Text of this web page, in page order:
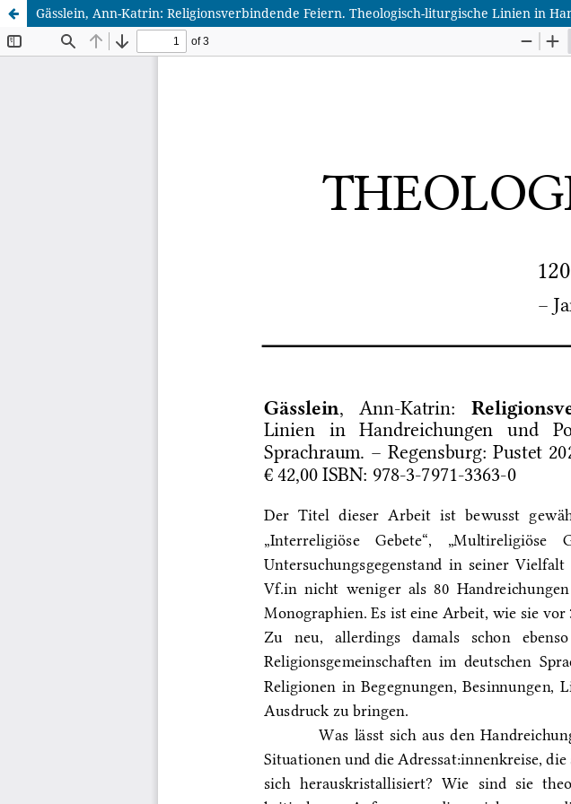
Gässlein, Ann-Katrin: Religionsverbindende Feiern. Theologisch-liturgische Linien in